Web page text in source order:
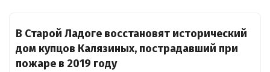
В Старой Ладоге восстановят исторический
дом купцов Калязиных, пострадавший при
пожаре в 2019 году